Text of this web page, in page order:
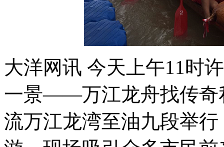
大洋网讯 今天上午11时
一景——万江龙舟找传奇
流万江龙湾至油九段举